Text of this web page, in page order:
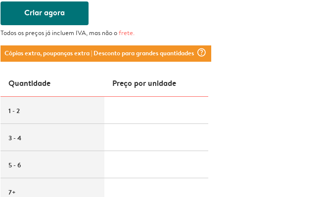
Criar agora
Todos os preços já incluem IVA, mas não ofrete.
Cópias extra, poupanças extra| Desconto para grandes quantidades question_mark_circle
Quantidade Preço por unidade
1 - 2
3 - 4
5 - 6
7+